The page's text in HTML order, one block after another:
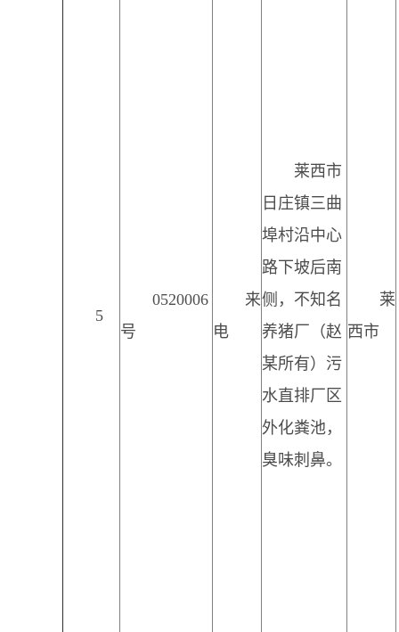
5
0520006
号
来
电
莱西市
日庄镇三曲
埠村沿中心
路下坡后南
侧，不知名
养猪厂（赵
某所有）污
水直排厂区
外化粪池，
臭味刺鼻。
莱
西市